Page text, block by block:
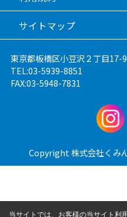
サイトマップ
東京都板橋区小豆沢２丁目17-
TEL:03-5939-8851
FAX:03-5948-7831
Copyright 株式会社くみ
当サイトでは、お客様の当サイト利